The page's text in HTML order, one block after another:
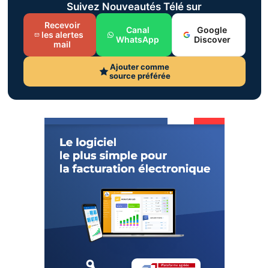
Suivez Nouveautés Télé sur
Recevoir
les alertes
mail
Canal
WhatsApp
Google
Discover
Ajouter comme
source préférée